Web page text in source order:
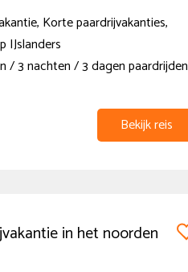
Korte paardrijvakanties,
IJslanders
/ 3 nachten / 3 dagen paardrijden
Bekijk reis
in het noorden